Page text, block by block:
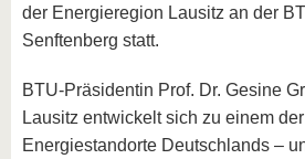
der Energieregion Lausitz an der
Senftenberg statt.
BTU-Präsidentin Prof. Dr. Gesine
Lausitz entwickelt sich zu einem
Energiestandorte Deutschlands –